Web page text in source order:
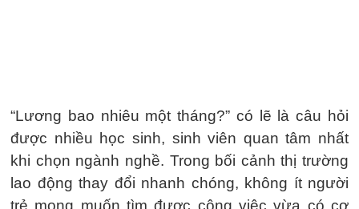
“Lương bao nhiêu một tháng?” có lẽ là câu hỏi
được nhiều học sinh, sinh viên quan tâm nhất
khi chọn ngành nghề. Trong bối cảnh thị trường
lao động thay đổi nhanh chóng, không ít người
trẻ mong muốn tìm được công việc vừa có cơ